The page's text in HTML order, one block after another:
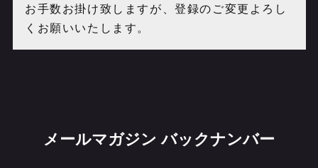
お手数お掛け致しますが、登録のご変更よろし
くお願いいたします。
メールマガジン バックナンバー